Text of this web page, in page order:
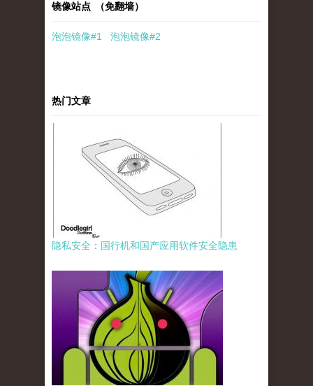
镜像站点 （免翻墙）
泡泡镜像#1 泡泡镜像#2
热门文章
隐私安全：国行机和国产应用软件安全隐患